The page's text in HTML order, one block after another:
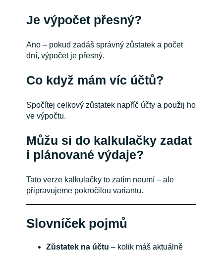
Je výpočet přesný?
Ano – pokud zadáš správný zůstatek a počet
dní, výpočet je přesný.
Co když mám víc účtů?
Spočítej celkový zůstatek napříč účty a použij ho
ve výpočtu.
Můžu si do kalkulačky zadat
i plánované výdaje?
Tato verze kalkulačky to zatím neumí – ale
připravujeme pokročilou variantu.
Slovníček pojmů
Zůstatek na účtu – kolik máš aktuálně